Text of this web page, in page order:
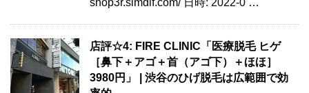
店評☆4: FIRE CLINIC「医療脱毛 ヒゲ
［鼻下＋アゴ＋首（アゴ下）＋ほほ］
3980円」 | 渋谷のひげ脱毛は広範囲で効